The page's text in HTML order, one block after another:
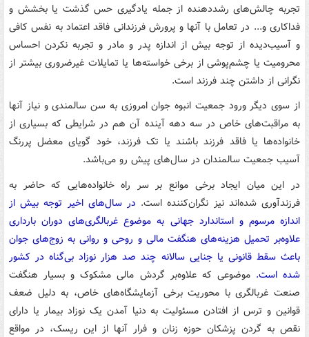
تجربه چالش‌های رشددهنده از جمله یادگیری حس گذشت یا بخشش و
فداکاری و... در تعامل با آنها و پرورش فرزندانی فاقد اعتماد به نفس کافی
و آسیب‌دیده از توجه بیش از ‌اندازه پدر و مادر و تجربه نکردن احساس
محرومیت یا چشم‌پوشی از برخی خواسته‌ها یا تمایلات غیرضروری بیشتر از
نگرانی از داشتن چند فرزند است.
از سوی دیگر ورود جمعیت انبوه جوان امروزی به سن سالمندی و نیاز آنها
به مراقبت‌های خاص در سه دهه آینده آن هم در شرایطی که بسیاری از
خانواده‌ها یا فاقد فرزند باشند یا تک فرزند، خود گویای معضل پررنگ
آسیب جمعیت سالمندان در سال‌های پیش رو می‌باشد.
در این میان ایجاد برخی موانع بر سر راه خانواده‌هایی که حاضر به
فرزندآوری شده‌اند نیز نگران‌کننده است. در سال‌های اخیر توجه بیش از
اندازه مرسوم و استاندارد جهانی به موضوع غربالگری‌های دوران بارداری
علاوه‌بر تحمیل هزینه‌های هنگفت مالی و روحی و روانی به زوج‌های جوان
باعث سقط قانونی یا جنایی سالانه چند صد هزار نوزاد بی‌گناه در کشور
شده است.موضوعی که علاوه‌بر گردش مالی مشکوک و بسیار هنگفت
صنعت غربالگری با محوریت برخی آزمایشگاه‌های خاص، به دلیل ضعف
قوانین و ترس از افتادن مسئولیت به دنیا آمدن یک نوزاد بیمار یا دارای
نقص به گردن پزشکان حوزه زنان و فرار آنها از این ریسک، در مواقع